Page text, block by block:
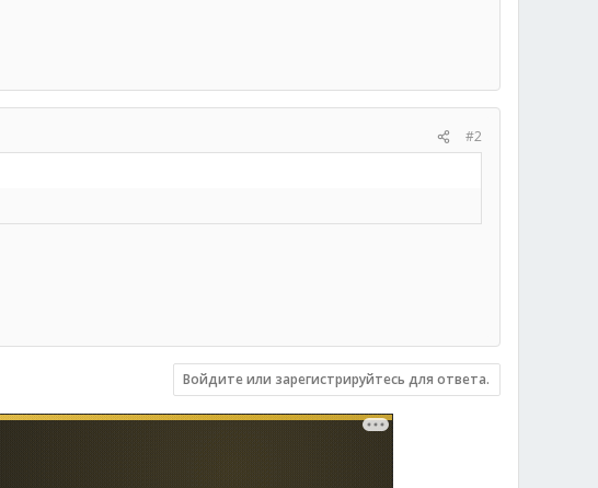
#2
Войдите или зарегистрируйтесь для ответа.